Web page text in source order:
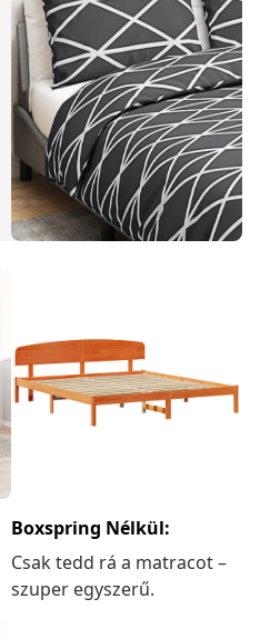
Boxspring Nélkül:
Csak tedd rá a matracot –
szuper egyszerű.